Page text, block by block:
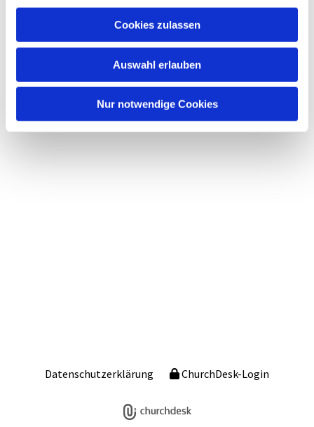
Cookies zulassen
Auswahl erlauben
Nur notwendige Cookies
Datenschutzerklärung ChurchDesk-Login